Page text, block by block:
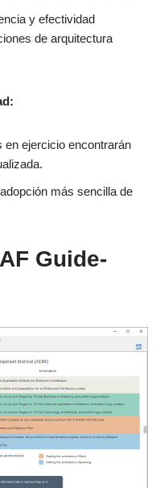
y efectividad
de arquitectura
en ejercicio encontrarán
más sencilla de
Guide-